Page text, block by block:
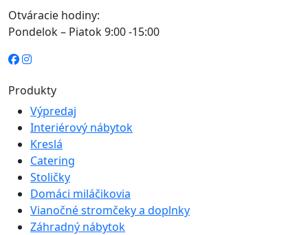
Otváracie hodiny:
Pondelok – Piatok 9:00 -15:00
Produkty
Výpredaj
Interiérový nábytok
Kreslá
Catering
Stoličky
Domáci miláčikovia
Vianočné stromčeky a doplnky
Záhradný nábytok